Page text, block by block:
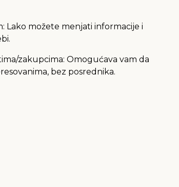
Lako možete menjati informacije i
zakupcima: Omogućava vam da
bez posrednika.